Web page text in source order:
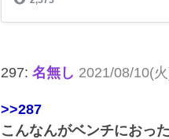
297: 名無し 2021/08/10(
>>287
こんなんがベンチにおっ